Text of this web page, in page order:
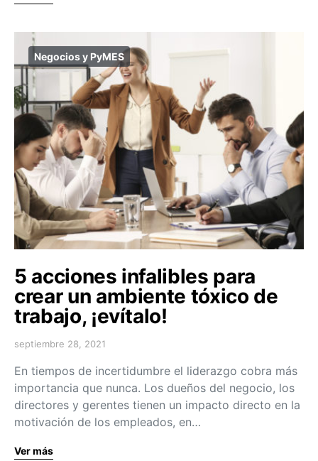
Negocios y PyMES
5 acciones infalibles para
crear un ambiente tóxico de
trabajo, ¡evítalo!
septiembre 28, 2021
En tiempos de incertidumbre el liderazgo cobra más
importancia que nunca. Los dueños del negocio, los
directores y gerentes tienen un impacto directo en la
motivación de los empleados, en…
Ver más